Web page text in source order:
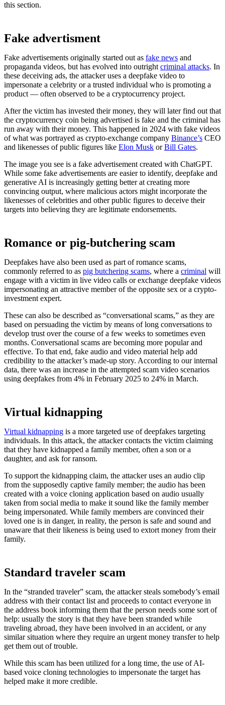
this section.
Fake advertisment
Fake advertisements originally started out as fake news and
propaganda videos, but has evolved into outright criminal attacks. In
these deceiving ads, the attacker uses a deepfake video to
impersonate a celebrity or a trusted individual who is promoting a
product — often observed to be a cryptocurrency project.
After the victim has invested their money, they will later find out that
the cryptocurrency coin being advertised is fake and the criminal has
run away with their money. This happened in 2024 with fake videos
of what was portrayed as crypto-exchange company Binance’s CEO
and likenesses of public figures like Elon Musk orBill Gates.
The image you see is a fake advertisement created with ChatGPT.
While some fake advertisements are easier to identify, deepfake and
generative AI is increasingly getting better at creating more
convincing output, where malicious actors might incorporate the
likenesses of celebrities and other public figures to deceive their
targets into believing they are legitimate endorsements.
Romance or pig-butchering scam
Deepfakes have also been used as part of romance scams,
commonly referred to as pig butchering scams, where a criminal will
engage with a victim in live video calls or exchange deepfake videos
impersonating an attractive member of the opposite sex or a crypto-
investment expert.
These can also be described as “conversational scams,” as they are
based on persuading the victim by means of long conversations to
develop trust over the course of a few weeks to sometimes even
months. Conversational scams are becoming more popular and
effective. To that end, fake audio and video material help add
credibility to the attacker’s made-up story. According to our internal
data, there was an increase in the attempted scam video scenarios
using deepfakes from 4% in February 2025 to 24% in March.
Virtual kidnapping
Virtual kidnapping is a more targeted use of deepfakes targeting
individuals. In this attack, the attacker contacts the victim claiming
that they have kidnapped a family member, often a son or a
daughter, and ask for ransom.
To support the kidnapping claim, the attacker uses an audio clip
from the supposedly captive family member; the audio has been
created with a voice cloning application based on audio usually
taken from social media to make it sound like the family member
being impersonated. While family members are convinced their
loved one is in danger, in reality, the person is safe and sound and
unaware that their likeness is being used to extort money from their
family.
Standard traveler scam
In the “stranded traveler” scam, the attacker steals somebody’s email
address with their contact list and proceeds to contact everyone in
the address book informing them that the person needs some sort of
help: usually the story is that they have been stranded while
traveling abroad, they have been involved in an accident, or any
similar situation where they require an urgent money transfer to help
get them out of trouble.
While this scam has been utilized for a long time, the use of AI-
based voice cloning technologies to impersonate the target has
helped make it more credible.